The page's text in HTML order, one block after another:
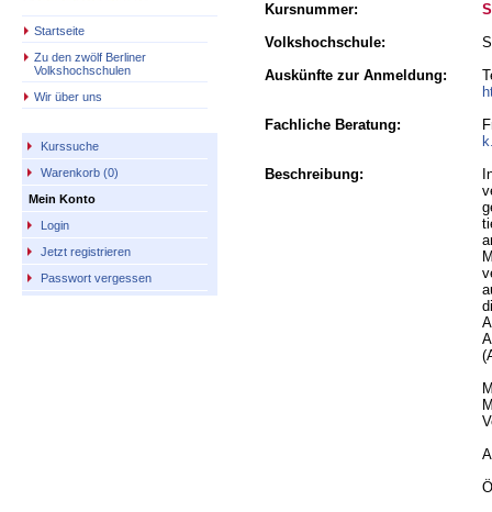
Startseite
Zu den zwölf Berliner
Volkshochschulen
Wir über uns
Kurssuche
Warenkorb (0)
Mein Konto
Login
Jetzt registrieren
Passwort vergessen
Kursnummer:
Volkshochschule:
Auskünfte zur Anmeldung:
Fachliche Beratung:
Beschreibung: